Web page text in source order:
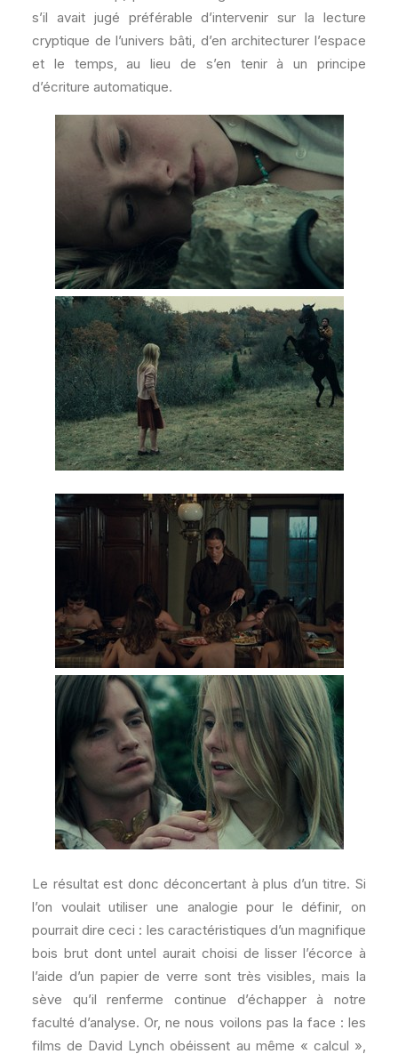
s’il avait jugé préférable d’intervenir sur la lecture
cryptique de l’univers bâti, d’en architecturer l’espace
et le temps, au lieu de s’en tenir à un principe
d’écriture automatique.
Le résultat est donc déconcertant à plus d’un titre. Si
l’on voulait utiliser une analogie pour le définir, on
pourrait dire ceci : les caractéristiques d’un magnifique
bois brut dont untel aurait choisi de lisser l’écorce à
l’aide d’un papier de verre sont très visibles, mais la
sève qu’il renferme continue d’échapper à notre
faculté d’analyse. Or, ne nous voilons pas la face : les
films de David Lynch obéissent au même « calcul »,